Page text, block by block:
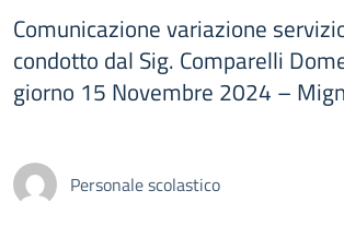
Comunicazione variazione
condotto dal Sig. Comparelli
giorno 15 Novembre 2024 –
Personale scolastico